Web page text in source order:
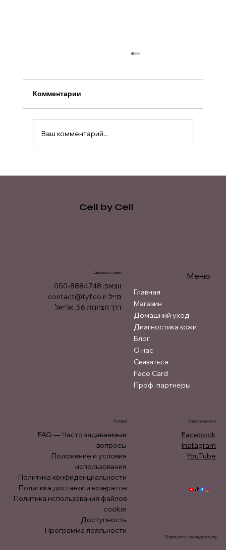
Комментарии
Ваш комментарий...
Cell by Cell
Меню
Главная
Магазин
Домашний уход
Диагностика кожи
Блог
О нас
Связаться
Face Card
Проф. партнёры
Условия
FAQ — Часто задаваемые
вопросы
Положение и условия
использования
Политика конфиденциальности
Политика доставки и возвратов
Политика использования файлов
cookie
Доступность
Программа лояльности
Связаться с нами
ווצאפ: 050-8884748
מייל: contact@tyf.co.il
דרך הציונות 56, אריאל
Социальные сети
Facebook
Instagram
YouTube
Подпишитесь на нашу рассылку